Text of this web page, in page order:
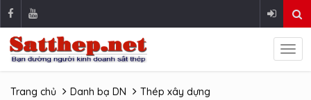
Trang chủ Danh bạ DN Thép xây dựng